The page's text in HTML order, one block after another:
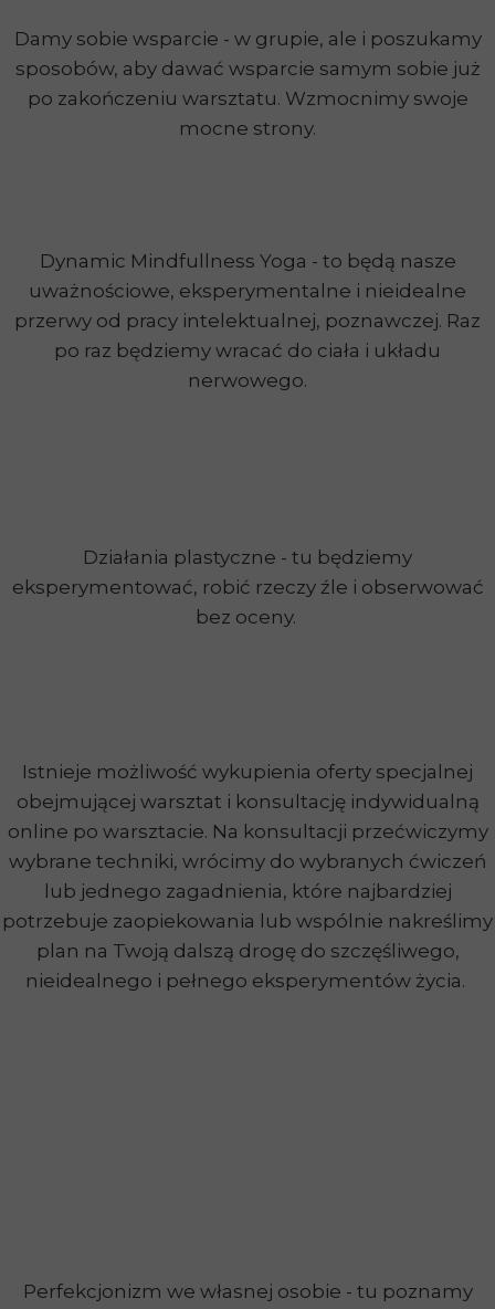
Działania plastyczne - tu będziemy
eksperymentować, robić rzeczy źle i obserwować
bez oceny.
Istnieje możliwość wykupienia oferty specjalnej
obejmującej warsztat i konsultację indywidualną
online po warsztacie. Na konsultacji przećwiczymy
wybrane techniki, wrócimy do wybranych ćwiczeń
lub jednego zagadnienia, które najbardziej
potrzebuje zaopiekowania lub wspólnie nakreślimy
plan na Twoją dalszą drogę do szczęśliwego,
nieidealnego i pełnego eksperymentów życia.
Damy sobie wsparcie - w grupie, ale i poszukamy
sposobów, aby dawać wsparcie samym sobie już
po zakończeniu warsztatu. Wzmocnimy swoje
mocne strony.
Perfekcjonizm we własnej osobie - tu poznamy
Dynamic Mindfullness Yoga - to będą nasze
uważnościowe, eksperymentalne i nieidealne
przerwy od pracy intelektualnej, poznawczej. Raz
po raz będziemy wracać do ciała i układu
nerwowego.